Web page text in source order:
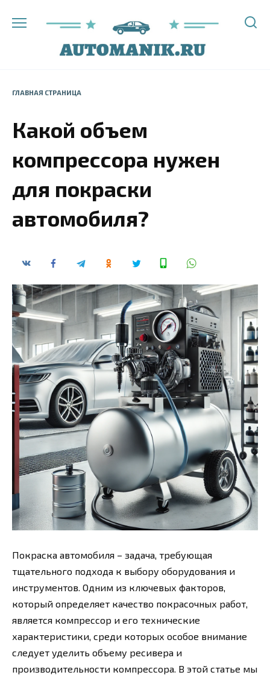
ГЛАВНАЯ СТРАНИЦА
Какой объем
компрессора нужен
для покраски
автомобиля?
Покраска автомобиля – задача, требующая
тщательного подхода к выбору оборудования и
инструментов. Одним из ключевых факторов,
который определяет качество покрасочных работ,
является компрессор и его технические
характеристики, среди которых особое внимание
следует уделить объему ресивера и
производительности компрессора. В этой статье мы